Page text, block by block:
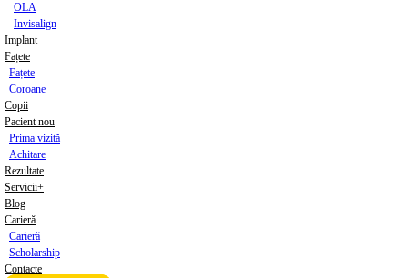
OLA
Invisalign
Implant
Fațete
Fațete
Coroane
Copii
Pacient nou
Prima vizită
Achitare
Rezultate
Servicii+
Blog
Carieră
Carieră
Scholarship
Contacte